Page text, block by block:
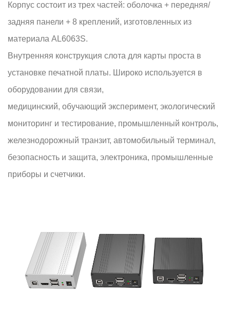
Корпус состоит из трех частей: оболочка + передняя/
задняя панели + 8 креплений, изготовленных из
материала AL6063S.
Внутренняя конструкция слота для карты проста в
установке печатной платы. Широко используется в
оборудовании для связи,
медицинский, обучающий эксперимент, экологический
мониторинг и тестирование, промышленный контроль,
железнодорожный транзит, автомобильный терминал,
безопасность и защита, электроника, промышленные
приборы и счетчики.